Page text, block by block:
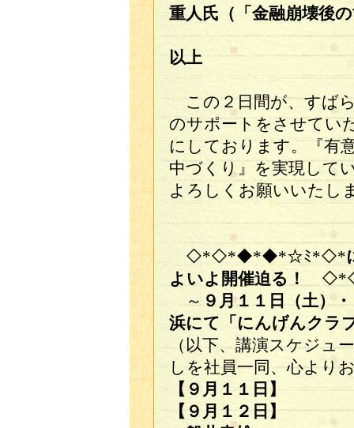
重人氏（「金融崩壊後
以上
この２日間が、すば
のサポートをさせてい
にしております。『有
中づくり』を実現して
よろしくお願いいたし
◇*◇*◆*◆*☆ﾐ*◇*
よいよ開催迫る！
～ ９月１１日（土）
浜にて「にんげんクラ
（以下、講演スケジュ
しを社員一同、心より
【９月
【９月１２日】